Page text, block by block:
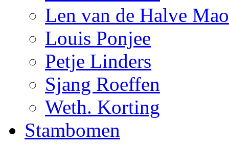
Len van de Halve
Louis Ponjee
Petje Linders
Sjang Roeffen
Weth. Korting
Stambomen